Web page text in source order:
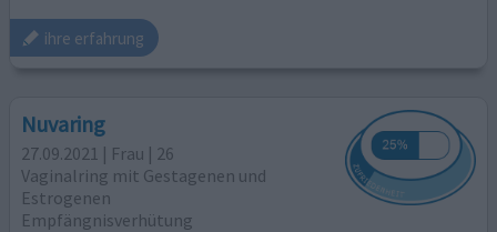
ihre erfahrung
Nuvaring
27.09.2021 | Frau | 26
Vaginalring mit Gestagenen und
Estrogenen
Empfängnisverhütung